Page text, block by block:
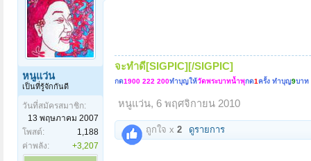
หนูแว่น
เป็นที่รู้จักกันดี
วันที่สมัครสมาชิก:
13 พฤษภาคม 2007
โพสต์:
1,188
ค่าพลัง:
+3,207
จะทำดี[SIGPIC][/SIGPIC]
กด1900 222 200ทำบุญให้วัดพระบาทน้ำพุกด1ครั้ง ทำบุญ9บาท
หนูแว่น, 6 พฤศจิกายน 2010
ถูกใจ x 2 ดูรายการ